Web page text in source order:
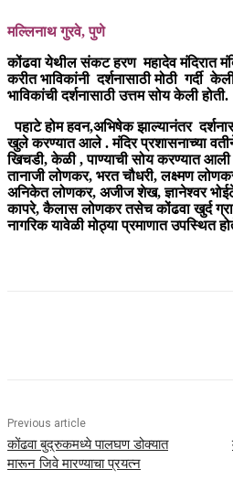
मल्लिनाथ गुरवे, पुणे
कोंढवा येथील संकट हरण महादेव मंदिरात
करीत भाविकांनी दर्शनासाठी मोठी गर्दी
भाविकांची दर्शनासाठी उत्तम सोय केली होती.
पहाटे होम हवन,अभिषेक झाल्यानंतर
खुले करण्यात आले . मंदिर प्रशासनाच्या
खिचडी, केळी , पाण्याची सोय करण्यात
तानाजी लोणकर, भरत चौधरी, लक्ष्मण
अनिकेत लोणकर, अजीज शेख, ज्ञानेश्वर
कापरे, कैलास लोणकर तसेच कोंढवा खुर्द
नागरिक यावेळी मोठ्या प्रमाणात उपस्थित
Previous article
कोंढवा बुद्रुकमध्ये पालघण डोक्यात
मारून जिवे मारण्याचा प्रयत्न